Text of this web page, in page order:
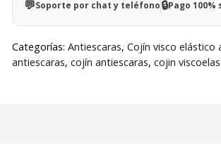
45x42x8cm
💬Soporte por chat y teléfono🔒Pago 100%
Categorías: Antiescaras, Cojín visco elástico
antiescaras, cojín antiescaras, cojin